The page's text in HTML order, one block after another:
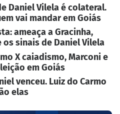
Daniel Vilela é colateral.
vai mandar em Goiás
ameaça a Gracinha,
os sinais de Daniel Vilela
X caiadismo, Marconi e
em Goiás
venceu. Luiz do Carmo
elas